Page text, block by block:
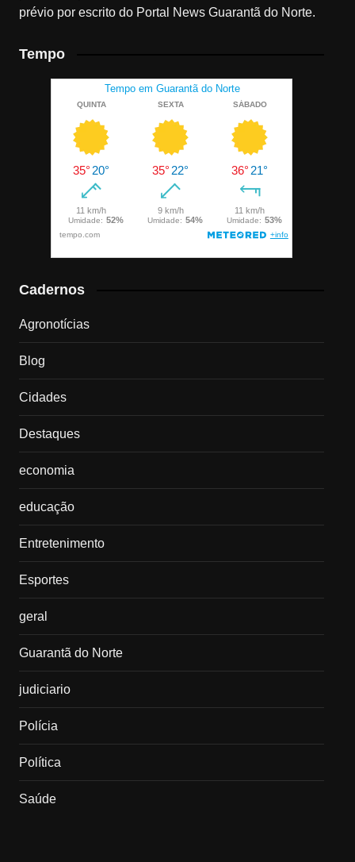
prévio por escrito do Portal News Guarantã do Norte.
Tempo
Cadernos
Agronotícias
Blog
Cidades
Destaques
economia
educação
Entretenimento
Esportes
geral
Guarantã do Norte
judiciario
Polícia
Política
Saúde